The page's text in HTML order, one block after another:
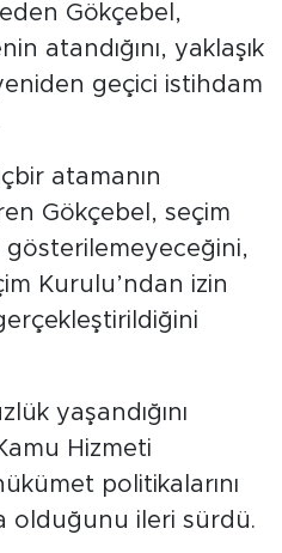
eden Gökçebel,
atandığını, yaklaşık
geçici istihdam
atamanın
Gökçebel, seçim
gösterilemeyeceğini,
Kurulu’ndan izin
yaşandığını
Hizmeti
politikalarını
olduğunu ileri sürdü.